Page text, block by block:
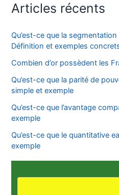
Articles récents
Qu’est-ce que la
Définition et exemples
Combien d’or possèdent les
Qu’est-ce que la parité de
simple et exemple
Qu’est-ce que l’avantage
exemple
Qu’est-ce que le quantitative
exemple